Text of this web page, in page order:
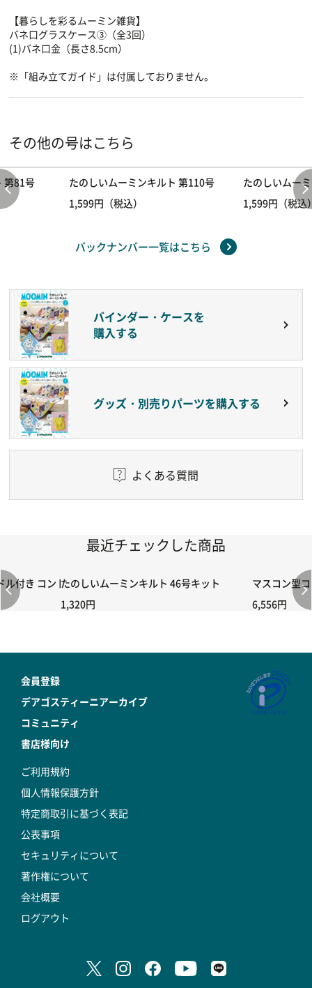
【暮らしを彩るムーミン雑貨】
バネ口グラスケース③（全3回）
(1)バネ口金（長さ8.5cm）
※「組み立てガイド」は付属しておりません。
その他の号はこちら
第81号
たのしいムーミンキルト 第110号
1,599円（税込）
たのしいムー
1,599円（税込
バックナンバー一覧はこちら
バインダー・ケースを
購入する
グッズ・別売りパーツを購入する
よくある質問
最近チェックした商品
付き コントローラー＆ポイント切り替えスイッチRC-02/C002 /
たのしいムーミンキルト 46号キット
1,320円
マスコン型
6,556円
会員登録
デアゴスティーニアーカイブ
コミュニティ
書店様向け
ご利用規約
個人情報保護方針
特定商取引に基づく表記
公表事項
セキュリティについて
著作権について
会社概要
ログアウト